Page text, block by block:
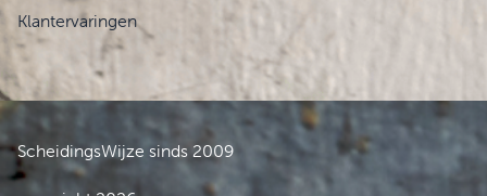
Klantervaringen
ScheidingsWijze sinds 2009